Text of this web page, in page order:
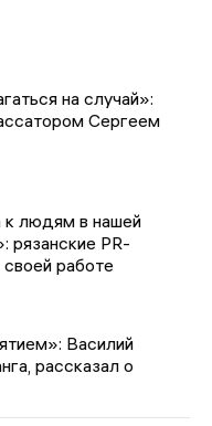
на случай»:
Сергеем
к людям в нашей
рязанские PR-
работе
Василий
рассказал о